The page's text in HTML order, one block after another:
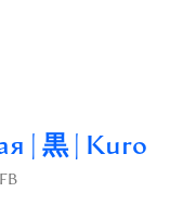
| 黒 | Kuro
FB